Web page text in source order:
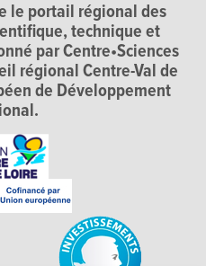
le portail régional des
technique et
par Centre•Sciences
régional Centre-Val de
de Développement